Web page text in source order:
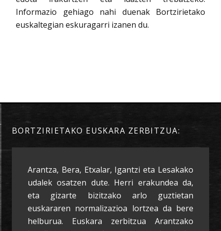
Informazio gehiago nahi duenak Bortzirietako
euskaltegian eskuragarri izanen du.
BORTZIRIETAKO EUSKARA ZERBITZUA:
Arantza, Bera, Etxalar, Igantzi eta Lesakako
udalek osatzen dute. Herri erakundea da,
eta gizarte bizitzako arlo guztietan
euskararen normalizazioa lortzea da bere
helburua. Euskara zerbitzua Arantzako